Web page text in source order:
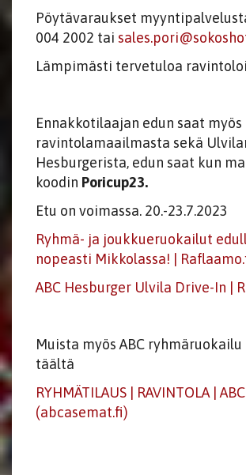
Pöytävaraukset
004 2002 tai
Lämpimästi tervetuloa
Ennakkotilaajan edun saat
ravintolamaailmasta sekä
Hesburgerista, edun saat kun
koodin Poricup23.
Etu on voimassa. 20.-23.7.2023
Ryhmä- ja joukkueruokailut
nopeasti Mikkolassa! |
ABC Hesburger Ulvila Drive-In |
Muista myös ABC
täältä
RYHMÄTILAUS | RAVINTOLA |
(abcasemat.fi)